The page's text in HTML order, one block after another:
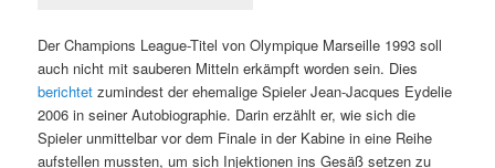
Der Champions League-Titel von Olympique Marseille 1993 soll
auch nicht mit sauberen Mitteln erkämpft worden sein. Dies
berichtet zumindest der ehemalige Spieler Jean-Jacques Eydelie
2006 in seiner Autobiographie. Darin erzählt er, wie sich die
Spieler unmittelbar vor dem Finale in der Kabine in eine Reihe
aufstellen mussten, um sich Injektionen ins Gesäß setzen zu